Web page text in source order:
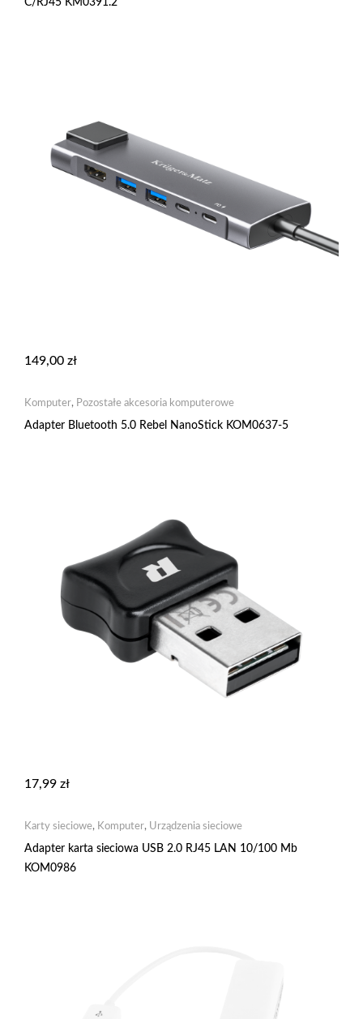
C/RJ45 KM0391.2
149,00 zł
Komputer, Pozostałe akcesoria komputerowe
Adapter Bluetooth 5.0 Rebel NanoStick KOM0637-5
17,99 zł
Karty sieciowe, Komputer, Urządzenia sieciowe
Adapter karta sieciowa USB 2.0 RJ45 LAN 10/100 Mb
KOM0986